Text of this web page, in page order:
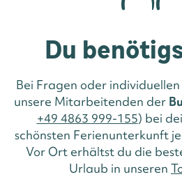
Du
Bei Fragen oder
unsere Mitarbeitenden der
+49 4863 999-155) bei
schönsten Ferienunterkunft
Vor Ort erhältst du die
Urlaub in unseren